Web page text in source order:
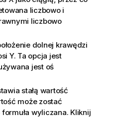
liczbowo i
liczbowo
dolnej krawędzi
Y. Ta opcja jest
jest oś
stałą wartość
może zostać
wyliczana. Kliknij